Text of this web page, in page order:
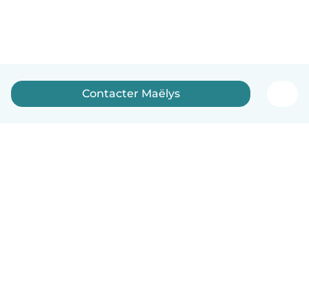
Contacter Maëlys